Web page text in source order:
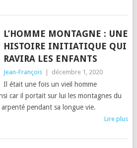
L’HOMME MONTAGNE : UNE
HISTOIRE INITIATIQUE QUI
RAVIRA LES ENFANTS
Jean-François décembre 1, 2020
Il était une fois un vieil homme
car il portait sur lui les montagnes du
pendant sa longue vie.
Lire plus